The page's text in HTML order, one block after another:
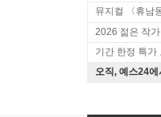
2026 젊은 작가
기간 한정 특가
오직, 예스24에